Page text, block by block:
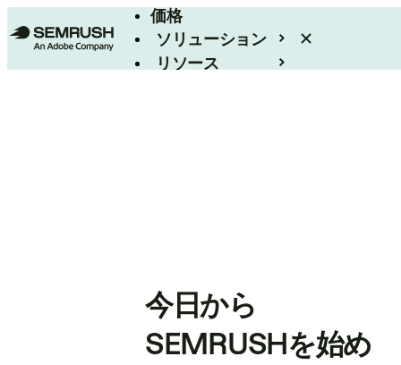
価格
ソリューション
リソース
今日から
SEMRUSHを始め